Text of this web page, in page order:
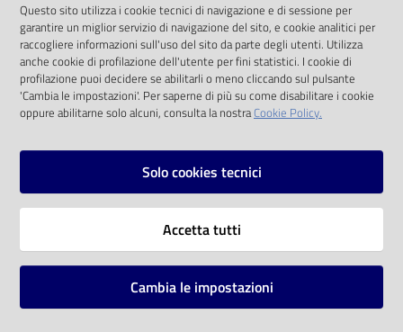
Eventi
Chiedi al
bibliotecario
solo alle condizioni previste dalla direttiva
comunitaria 2003/98/CE e dal d.lgs. 36/2006
SOCIAL
Instagram
Vai alla pagina
Mappa del sito
Questo sito utilizza i cookie tecnici di navigazione e di sessione per
garantire un miglior servizio di navigazione del sito, e cookie analitici per
raccogliere informazioni sull'uso del sito da parte degli utenti. Utilizza
anche cookie di profilazione dell'utente per fini statistici. I cookie di
profilazione puoi decidere se abilitarli o meno cliccando sul pulsante
'Cambia le impostazioni'. Per saperne di più su come disabilitare i cookie
oppure abilitarne solo alcuni, consulta la nostraCookie Policy.
Solo cookies tecnici
Accetta tutti
Cambia le impostazioni